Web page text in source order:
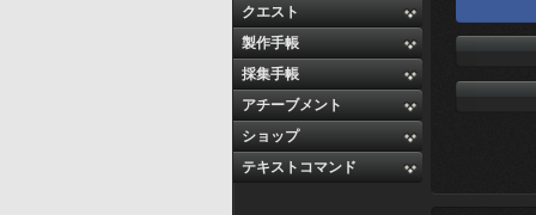
クエスト
製作手帳
採集手帳
アチーブメント
ショップ
テキストコマンド